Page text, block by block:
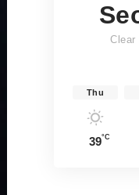
Clear
Thu
39°C